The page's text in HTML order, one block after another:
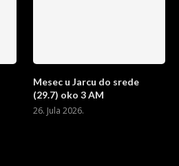
Mesec u Jarcu do srede
(29.7) oko 3 AM
26. Jula 2026.